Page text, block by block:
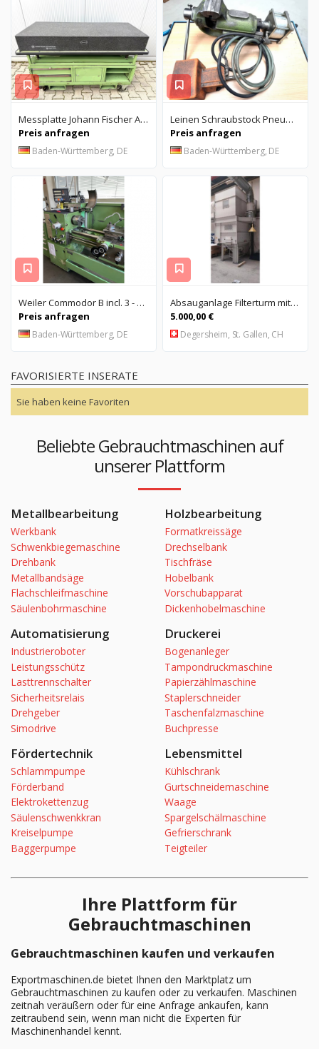
Messplatte Johann Fischer Aschaffenburg
Preis anfragen
Baden-Württemberg, DE
Leinen Schraubstock Pneumatisch
Preis anfragen
Baden-Württemberg, DE
Weiler Commodor B incl. 3 - Achs Digitalanzeige - GS - Kennung
Preis anfragen
Baden-Württemberg, DE
Absauganlage Filterturm mit Zyklon
5.000,00 €
Degersheim, St. Gallen, CH
FAVORISIERTE INSERATE
Sie haben keine Favoriten
Beliebte Gebrauchtmaschinen auf
unserer Plattform
Metallbearbeitung
Werkbank
Schwenkbiegemaschine
Drehbank
Metallbandsäge
Flachschleifmaschine
Säulenbohrmaschine
Holzbearbeitung
Formatkreissäge
Drechselbank
Tischfräse
Hobelbank
Vorschubapparat
Dickenhobelmaschine
Automatisierung
Industrieroboter
Leistungsschütz
Lasttrennschalter
Sicherheitsrelais
Drehgeber
Simodrive
Druckerei
Bogenanleger
Tampondruckmaschine
Papierzählmaschine
Staplerschneider
Taschenfalzmaschine
Buchpresse
Fördertechnik
Schlammpumpe
Förderband
Elektrokettenzug
Säulenschwenkkran
Kreiselpumpe
Baggerpumpe
Lebensmittel
Kühlschrank
Gurtschneidemaschine
Waage
Spargelschälmaschine
Gefrierschrank
Teigteiler
Ihre Plattform für
Gebrauchtmaschinen
Gebrauchtmaschinen kaufen und verkaufen
Exportmaschinen.de bietet Ihnen den Marktplatz um
Gebrauchtmaschinen zu kaufen oder zu verkaufen. Maschinen
zeitnah veräußern oder für eine Anfrage ankaufen, kann
zeitraubend sein, wenn man nicht die Experten für
Maschinenhandel kennt.